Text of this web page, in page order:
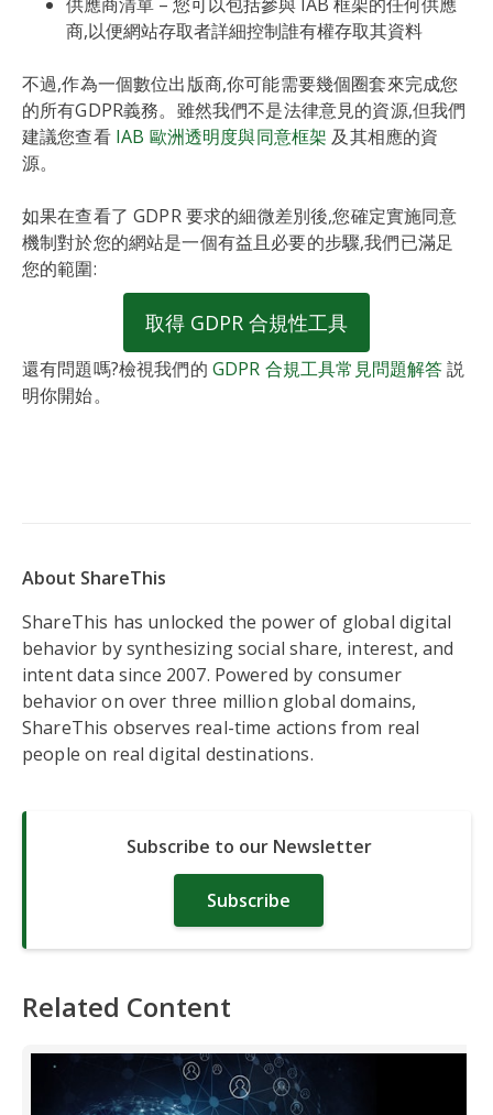
商,以便網站存取者詳細控制誰有權存取其資料
不過,作為一個數位出版商,你可能需要幾個圈套來完成您
的所有GDPR義務。雖然我們不是法律意見的資源,但我們
建議您查看 IAB 歐洲透明度與同意框架 及其相應的資
源。
如果在查看了 GDPR 要求的細微差別後,您確定實施同意
機制對於您的網站是一個有益且必要的步驟,我們已滿足
您的範圍:
取得 GDPR 合規性工具
還有問題嗎?檢視我們的 GDPR 合規工具常見問題解答説
明你開始。
About ShareThis
ShareThis has unlocked the power of global digital
behavior by synthesizing social share, interest, and
intent data since 2007. Powered by consumer
behavior on over three million global domains,
ShareThis observes real-time actions from real
people on real digital destinations.
Subscribe to our Newsletter
Subscribe
Related Content